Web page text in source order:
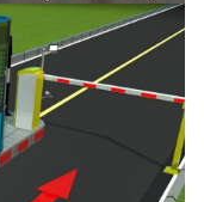
যানজট নিরসন